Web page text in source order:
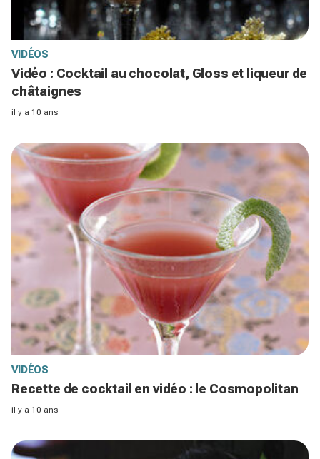
VIDÉOS
Vidéo : Cocktail au chocolat, Gloss et liqueur de
châtaignes
il y a 10 ans
VIDÉOS
Recette de cocktail en vidéo : le Cosmopolitan
il y a 10 ans